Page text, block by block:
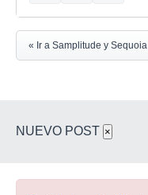
« Ir a Samplitude y Sequoia
NUEVO POST ×